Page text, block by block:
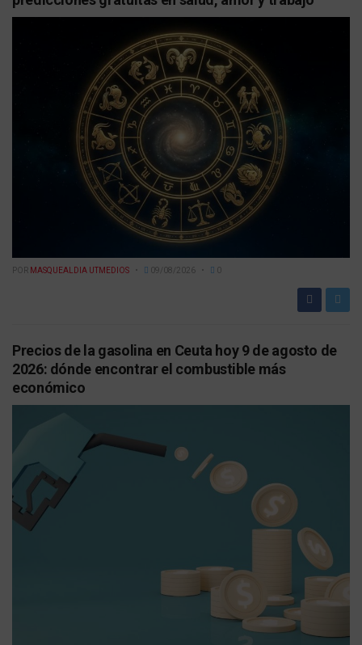
POR MASQUEALDIA UTMEDIOS 09/08/2026 0
Precios de la gasolina en Ceuta hoy 9 de agosto de
2026: dónde encontrar el combustible más
económico